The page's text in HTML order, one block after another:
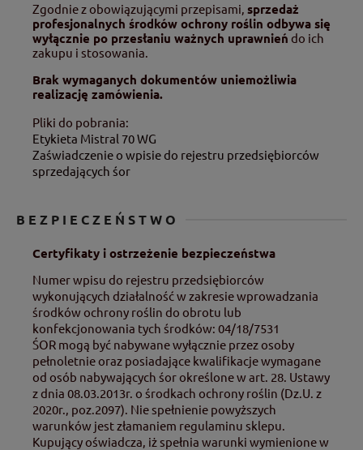
Zgodnie z obowiązującymi przepisami, sprzedaż
profesjonalnych środków ochrony roślin odbywa się
wyłącznie po przesłaniu ważnych uprawnień do ich
zakupu i stosowania.
Brak wymaganych dokumentów uniemożliwia
realizację zamówienia.
Pliki do pobrania:
Etykieta Mistral 70 WG
Zaświadczenie o wpisie do rejestru przedsiębiorców
sprzedających śor
BEZPIECZEŃSTWO
Certyfikaty i ostrzeżenie bezpieczeństwa
Numer wpisu do rejestru przedsiębiorców
wykonujących działalność w zakresie wprowadzania
środków ochrony roślin do obrotu lub
konfekcjonowania tych środków: 04/18/7531
ŚOR mogą być nabywane wyłącznie przez osoby
pełnoletnie oraz posiadające kwalifikacje wymagane
od osób nabywających śor określone w art. 28. Ustawy
z dnia 08.03.2013r. o środkach ochrony roślin (Dz.U. z
2020r., poz.2097). Nie spełnienie powyższych
warunków jest złamaniem regulaminu sklepu.
Kupujący oświadcza, iż spełnia warunki wymienione w